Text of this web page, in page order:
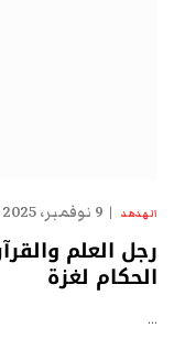
الهدهد 9 نوفمبر، 2025
رجل العلم
الحكام لغزة
…